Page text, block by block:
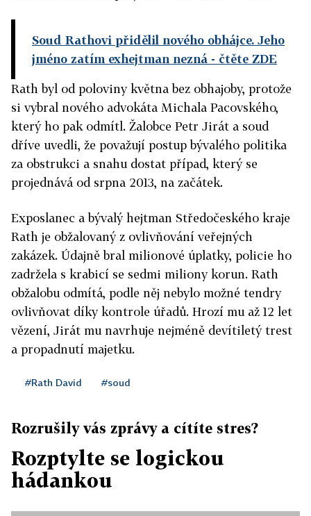
Soud Rathovi přidělil nového obhájce. Jeho
jméno zatím exhejtman nezná - čtěte ZDE
Rath byl od poloviny května bez obhajoby, protože
si vybral nového advokáta Michala Pacovského,
který ho pak odmítl. Žalobce Petr Jirát a soud
dříve uvedli, že považují postup bývalého politika
za obstrukci a snahu dostat případ, který se
projednává od srpna 2013, na začátek.
Exposlanec a bývalý hejtman Středočeského kraje
Rath je obžalovaný z ovlivňování veřejných
zakázek. Údajně bral milionové úplatky, policie ho
zadržela s krabicí se sedmi miliony korun. Rath
obžalobu odmítá, podle něj nebylo možné tendry
ovlivňovat díky kontrole úřadů. Hrozí mu až 12 let
vězení, Jirát mu navrhuje nejméně devítiletý trest
a propadnutí majetku.
#Rath David #soud
Rozrušily vás zprávy a cítíte stres?
Rozptylte se logickou
hádankou